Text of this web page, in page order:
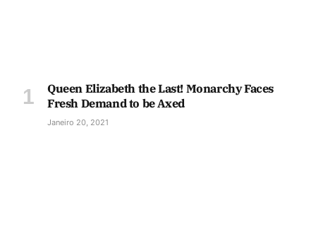
Queen Elizabeth the Last! Monarchy Faces
Fresh Demand to be Axed
Janeiro 20, 2021